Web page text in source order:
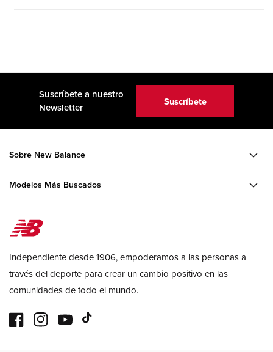
Suscríbete a nuestro
Newsletter
Suscríbete
Sobre New Balance
Modelos Más Buscados
Independiente desde 1906, empoderamos a las personas a
través del deporte para crear un cambio positivo en las
comunidades de todo el mundo.
FacebookInstagramYouTubeTikTok